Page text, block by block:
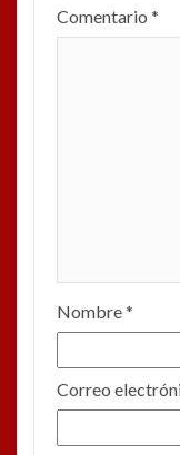
Comentario *
Nombre*
Correo